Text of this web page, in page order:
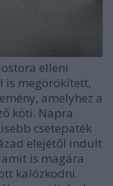
elleni
is megörökített,
amelyhez a
köti. Napra
csetepaték
elejétől indult
is magára
kalózkodni.